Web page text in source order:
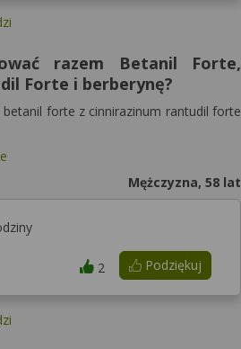
razem Betanil Forte,
Forte i berberynę?
forte z cinnirazinum rantudil forte
Mężczyzna, 58 lat
Podziękuj
2